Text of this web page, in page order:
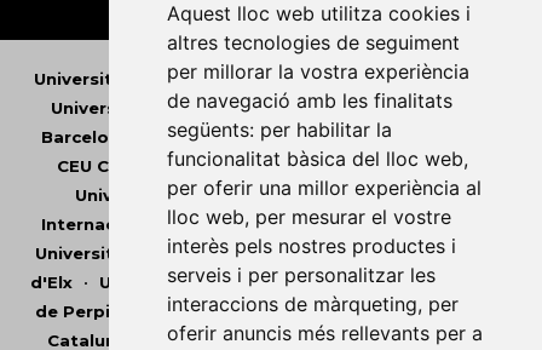
Aquest lloc web utilitza cookies i
altres tecnologies de seguiment
per millorar la vostra experiència
de navegació amb les finalitats
següents: per habilitar la
funcionalitat bàsica del lloc web,
per oferir una millor experiència al
lloc web, per mesurar el vostre
interès pels nostres productes i
serveis i per personalitzar les
interaccions de màrqueting, per
oferir anuncis més rellevants per a
Universitat Abat Oliba CEU • Universitat d'Alacant
Universitat d'Andorra•Universitat Autònoma de
Barcelona
Universitat de Barcelona •
CEU Cardenal Herrera•Universitat de Girona•
Universitat de les Illes Balears•Universitat
Internacional de Catalunya•Universitat Jaume I
Universitat de Lleida•Universitat Miguel Hernández
d'Elx• Universitat Oberta de Catalunya•Universitat
de Perpinyà Via Domitia•Universitat Politècnica de
Catalunya
Universitat Politècnica de València •